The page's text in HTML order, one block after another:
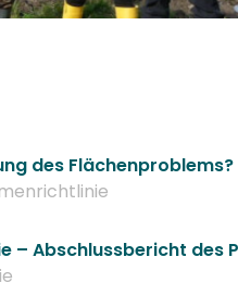
des Flächenproblems?
Abschlussbericht des